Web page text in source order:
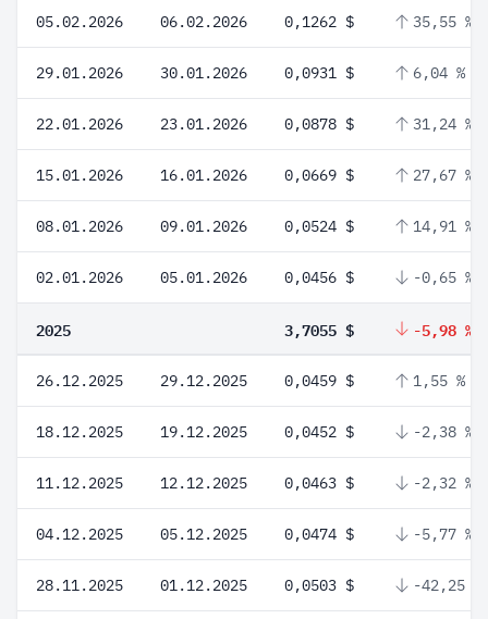
05.02.2026 06.02.2026 0,1262 $ 35,55 %
29.01.2026 30.01.2026 0,0931 $ 6,04 %
22.01.2026 23.01.2026 0,0878 $ 31,24 %
15.01.2026 16.01.2026 0,0669 $ 27,67 %
08.01.2026 09.01.2026 0,0524 $ 14,91 %
02.01.2026 05.01.2026 0,0456 $ -0,65 %
2025 3,7055 $ -5,98 %
26.12.2025 29.12.2025 0,0459 $ 1,55 %
18.12.2025 19.12.2025 0,0452 $ -2,38 %
11.12.2025 12.12.2025 0,0463 $ -2,32 %
04.12.2025 05.12.2025 0,0474 $ -5,77 %
28.11.2025 01.12.2025 0,0503 $ -42,25 %